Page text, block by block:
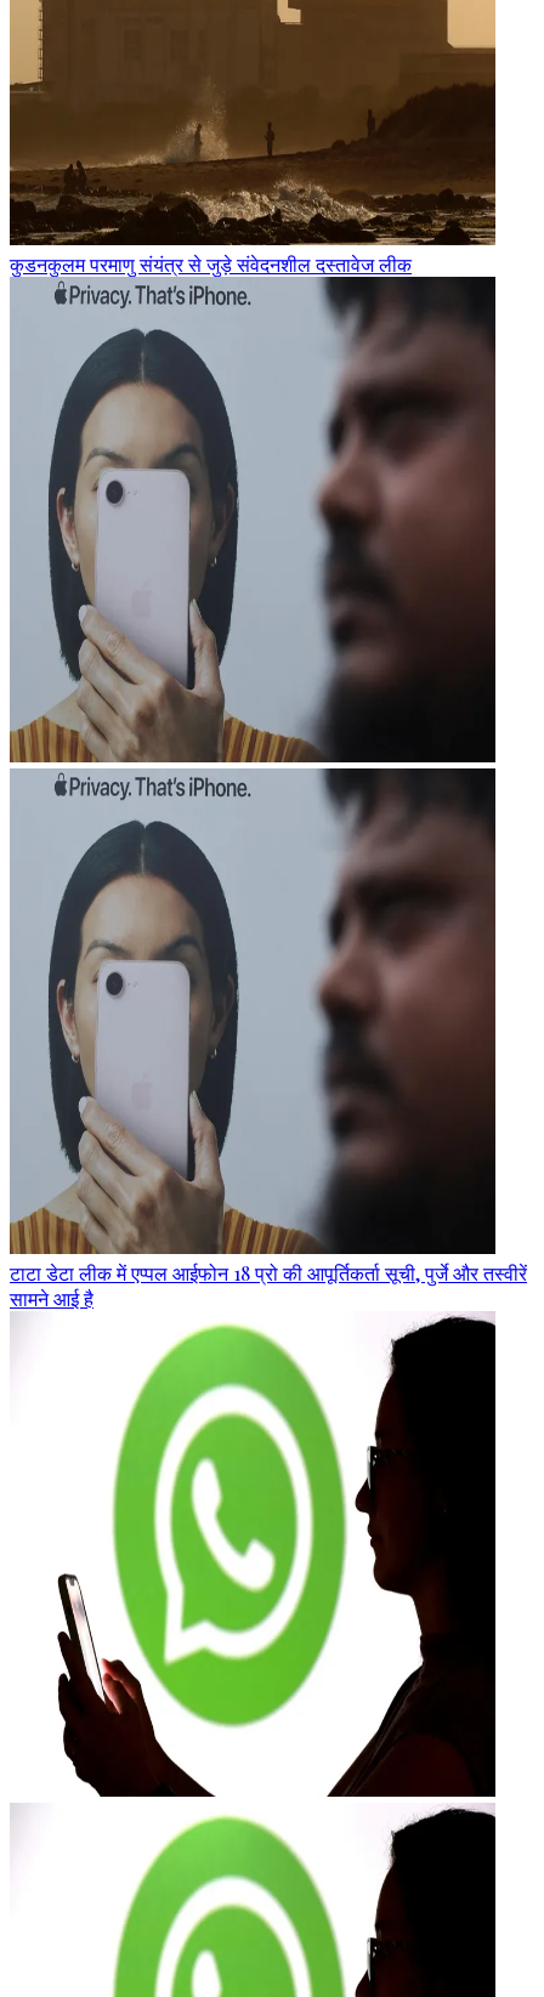
कुडनकुलम परमाणु संयंत्र से जुड़े संवेदनशील दस्तावेज लीक
टाटा डेटा लीक में एप्पल आईफोन 18 प्रो की आपूर्तिकर्ता सूची, पुर्जे और तस्वीरें
सामने आई है